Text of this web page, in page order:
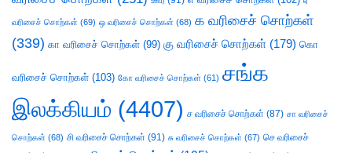
வரிசைச் சொற்கள் (69) ஒ வரிசைச் சொற்கள் (68) க வரிசைச் சொற்கள்
(339) கா வரிசைச் சொற்கள் (99) கு வரிசைச் சொற்கள் (179) கொ
வரிசைச் சொற்கள் (103) கோ வரிசைச் சொற்கள் (61) சங்க
இலக்கியம் (4407) ச வரிசைச் சொற்கள் (87) சா வரிசைச்
சொற்கள் (68) சி வரிசைச் சொற்கள் (91) சு வரிசைச் சொற்கள் (67) செ வரிசைச்